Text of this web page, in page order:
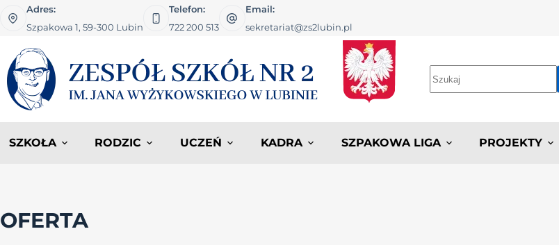
Adres:
Szpakowa 1, 59-300 Lubin
Telefon:
722 200 513
Email:
sekretariat@zs2lubin.pl
SZKOŁA RODZIC UCZEŃ KADRA SZPAKOWA LIGA PROJEKTY
OFERTA